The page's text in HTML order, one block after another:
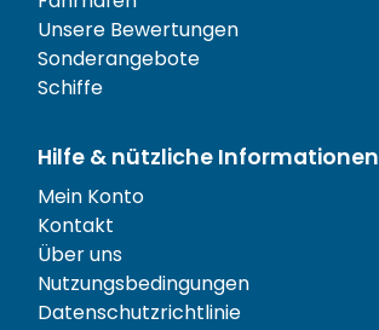
Unsere Bewertungen
Sonderangebote
Schiffe
Hilfe & nützliche Informationen
Mein Konto
Kontakt
Über uns
Nutzungsbedingungen
Datenschutzrichtlinie